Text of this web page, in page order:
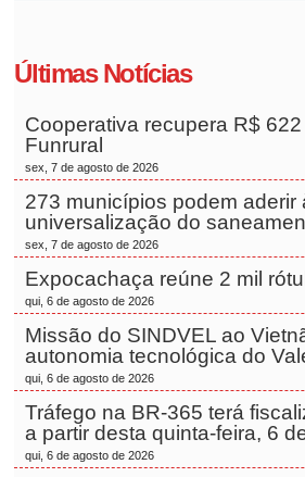
Últimas Notícias
Cooperativa recupera R$
Funrural
sex, 7 de agosto de 2026
273 municípios podem aderir
universalização do
sex, 7 de agosto de 2026
Expocachaça reúne 2 mil
qui, 6 de agosto de 2026
Missão do SINDVEL ao
autonomia tecnológica do
qui, 6 de agosto de 2026
Tráfego na BR-365 terá
a partir desta quinta-feira, 6
qui, 6 de agosto de 2026